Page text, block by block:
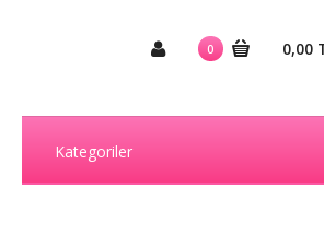
0 0,00
Kategoriler